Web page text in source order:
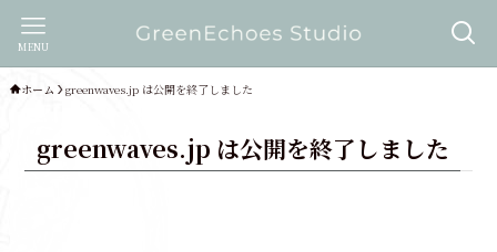
MENU
ホーム greenwaves.jp は公開を終了しました
greenwaves.jp は公開を終了しました